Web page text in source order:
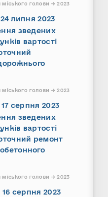
голови → 2023
липня 2023
зведених
вартості
голови → 2023
серпня 2023
зведених
вартості
ремонт
голови → 2023
16 серпня 2023